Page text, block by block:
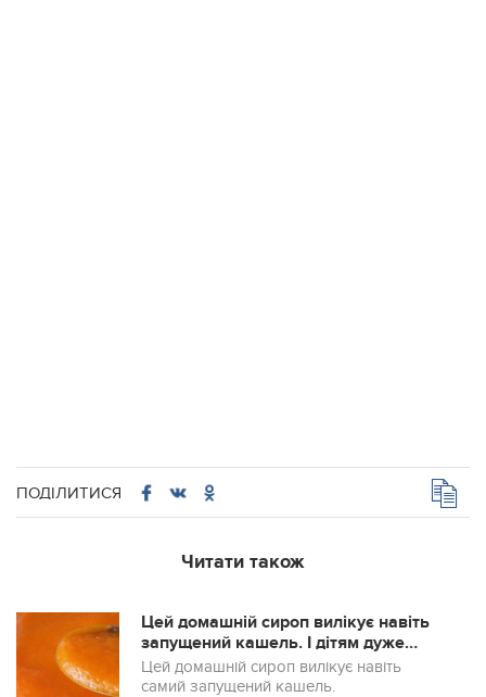
ПОДІЛИТИСЯ
Читати також
Цей домашній сироп вилікує навіть
запущений кашель. І дітям дуже
подобається!
Цей домашній сироп вилікує навіть
самий запущений кашель.